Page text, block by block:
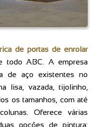
de portas de enrolar
todo ABC. A empresa
de aço existentes no
lisa, vazada, tijolinho,
os tamanhos, com até
Oferece várias
opções de pintura: